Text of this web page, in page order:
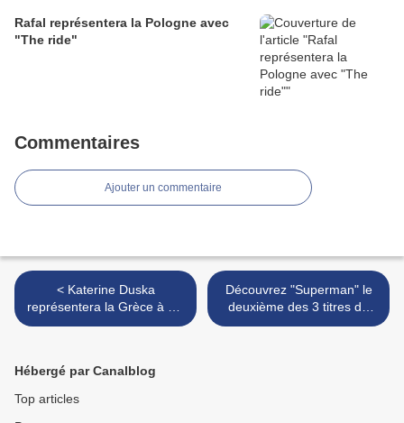
Rafal représentera la Pologne avec
"The ride"
Commentaires
Ajouter un commentaire
< Katerine Duska
représentera la Grèce à Tel
Aviv
Découvrez "Superman" le
deuxième des 3 titres de
Darude pour la Finlande >
Hébergé par Canalblog
Top articles